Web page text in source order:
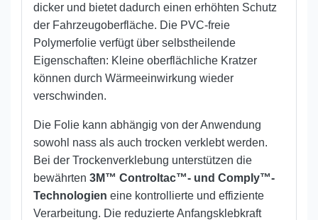
dicker und bietet dadurch einen erhöhten Schutz
der Fahrzeugoberfläche. Die PVC-freie
Polymerfolie verfügt über selbstheilende
Eigenschaften: Kleine oberflächliche Kratzer
können durch Wärmeeinwirkung wieder
verschwinden.
Die Folie kann abhängig von der Anwendung
sowohl nass als auch trocken verklebt werden.
Bei der Trockenverklebung unterstützen die
bewährten 3M™ Controltac™- und Comply™-
Technologien eine kontrollierte und effiziente
Verarbeitung. Die reduzierte Anfangsklebkraft